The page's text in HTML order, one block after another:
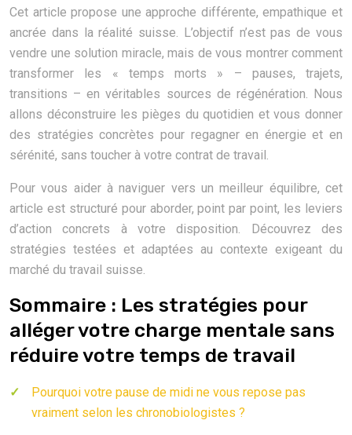
Cet article propose une approche différente, empathique et
ancrée dans la réalité suisse. L’objectif n’est pas de vous
vendre une solution miracle, mais de vous montrer comment
transformer les « temps morts » – pauses, trajets,
transitions – en véritables sources de régénération. Nous
allons déconstruire les pièges du quotidien et vous donner
des stratégies concrètes pour regagner en énergie et en
sérénité, sans toucher à votre contrat de travail.
Pour vous aider à naviguer vers un meilleur équilibre, cet
article est structuré pour aborder, point par point, les leviers
d’action concrets à votre disposition. Découvrez des
stratégies testées et adaptées au contexte exigeant du
marché du travail suisse.
Sommaire : Les stratégies pour
alléger votre charge mentale sans
réduire votre temps de travail
Pourquoi votre pause de midi ne vous repose pas
vraiment selon les chronobiologistes ?